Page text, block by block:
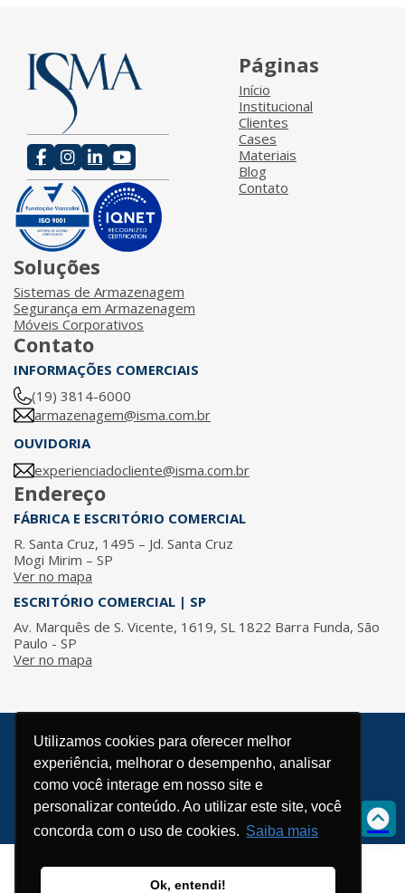
Utilizamos cookies para oferecer melhor
experiência, melhorar o desempenho, analisar
como você interage em nosso site e
personalizar conteúdo. Ao utilizar este site, você
concorda com o uso de cookies. Saiba mais
Ok, entendi!
Páginas
Início
Institucional
Clientes
Cases
Materiais
Blog
Contato
Soluções
Sistemas de Armazenagem
Segurança em Armazenagem
Móveis Corporativos
Contato
INFORMAÇÕES COMERCIAIS
(19) 3814-6000
armazenagem@isma.com.br
OUVIDORIA
experienciadocliente@isma.com.br
Endereço
FÁBRICA E ESCRITÓRIO COMERCIAL
R. Santa Cruz, 1495 – Jd. Santa Cruz
Mogi Mirim – SP
Ver no mapa
ESCRITÓRIO COMERCIAL | SP
Av. Marquês de S. Vicente, 1619, SL 1822 Barra Funda, São
Paulo - SP
Ver no mapa
© 2026 / ISMA - Todos os direitos reservados.
Política de Privacidade
Desenvolvido por